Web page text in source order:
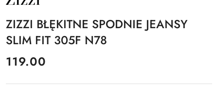
PRODUCENTA:
ZIZZI BŁĘKITNE SPODNIE JEANSY
SLIM FIT 305F N78
cena:
119.00